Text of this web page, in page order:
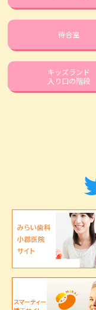
待合室
キッズランド
入り口の階段